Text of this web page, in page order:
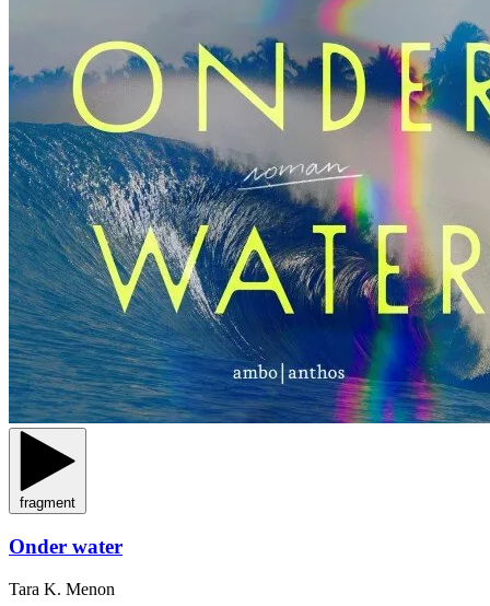
fragment
Onder water
Tara K. Menon